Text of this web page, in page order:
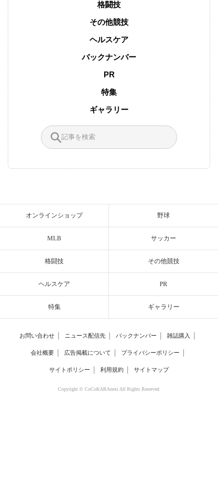
格闘技
その他競技
ヘルスケア
バックナンバー
PR
特集
ギャラリー
オンラインショップ 野球
MLB サッカー
格闘技 その他競技
ヘルスケア PR
特集 ギャラリー
お問い合わせ ニュース配信先 バックナンバー 雑誌購入
会社概要 広告掲載について プライバシーポリシー
サイトポリシー 利用規約 サイトマップ
Copyright © CoCoKARAnext All Rights Reserved.